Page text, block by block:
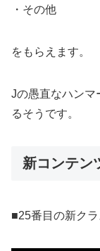
・その他
をもらえます。
Jの愚直なハンマ
るそうです。
新コンテン
■25番目の新ク